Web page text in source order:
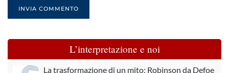
INVIA COMMENTO
L’interpretazione e noi
La trasformazione di un mito: Robinson da Defoe